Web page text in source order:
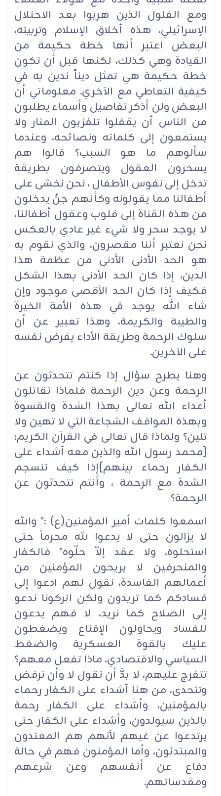
ومع الفلول الذين هربوا بعد الاحتلال
الإسرائيلي، هذه أخلاق الإسلام وتربيته،
البعض اعتبر أنها خطة حكيمة من
القيادة وهي كذلك، لكنها قبل أن تكون
خطة حكيمة هي تمثل ديناً ندين به في
كيفية التعاطي مع الآخري. معلوماتي أن
البعض ولن أذكر تفاصيل وأسماء يطلبون
من الناس أن يقفلوا تلفزيون المنار ولا
يستمعون إلى كلماته ونصائحه، وعندما
سألوهم ما هو السبب؟ قالوا هم
يسحرون العقول ويتصرفون بطريقة
تدخل إلى نفوس الأطفال ، نحن نخشى على
أطفالنا مما يقولونه وكأنهم جنٌ يدخلون
من هذه القناة إلى قلوب وعقول أطفالنا،
لا يوجد سحر ولا شيء غير عادي بالعكس
نحن نعتبر أننا مقصرون، والذي نقوم به
هو الحد الأدنى الأدنى من عظمة هذا
الدين، إذا كان الحد الأدنى بهذا الشكل
فكيف إذا كان الحد الأقصى موجود وإن
شاء الله يوجد في هذه الأمة الخيرة
والطيبة والكريمة، وهذا تعبير عن أن
سلوك الرحمة وطريقة الأداء يفرض نفسه
على الآخرين.‏
وهنا يطرح سؤال إذا كنتم تتحدثون عن
الرحمة وعن دين الرحمة فلماذا تقاتلون
أعداء الله تعالى بهذا الشدة والقسوة
وبهذه المواقف الشجاعة التي لا تهين ولا
تلين؟ ولماذا قال تعالى في القرآن الكريم:
{محمد رسول الله والذين معه أشداء على
الكفار رحماء بينهم}إذا كيف تنسجم
الشدة مع الرحمة ، وأنتم تتحدثون عن
الرحمة؟‏
اسمعوا كلمات أمير المؤمنين(ع) :" والله
لا يزالون حتى لا يدعوا لله محرماً حتى
استحلوه، ولا عقد إلاَّ حلّوه" فالكفار
والمنحرفين لا يريحون المؤمنين من
أعمالهم الفاسدة، نقول لهم ادعوا إلى
فسادكم كما تريدون ولكن اتركونا ندعو
إلى الصلاح كما نريد، لا فهم يدعون
للفساد ويحاولون الإقناع ويضغطون
عليك بالقوة العسكرية والضغط
السياسي والاقتصادي، ماذا تفعل معهم؟
تتفرج عليهم، لا بدَّ أن تقول لا وأن ترفض
وتتحدى، من هنا أشداء على الكفار رحماء
بالمؤمنين، وأشداء على الكفار رحمة
بالذين سيولدون، وأشداء على الكفار حتى
يرتدعوا عن غيهم لأنهم هم المعتدون
والمبتدئون، وأما المؤمنون فهم في حالة
دفاع عن أنفسهم وعن شرعهم
ومقدساتهم.‏